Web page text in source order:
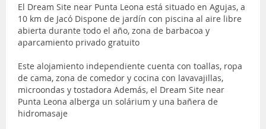
El Dream Site near Punta Leona está situado en Agujas, a
10 km de Jacó Dispone de jardín con piscina al aire libre
abierta durante todo el año, zona de barbacoa y
aparcamiento privado gratuito
Este alojamiento independiente cuenta con toallas, ropa
de cama, zona de comedor y cocina con lavavajillas,
microondas y tostadora Además, el Dream Site near
Punta Leona alberga un solárium y una bañera de
hidromasaje